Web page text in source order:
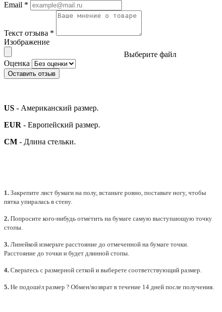
Email *
Текст отзыва *
Изображение
Выберите файл
Оценка
Оставить отзыв
US - Американский размер.
EUR - Европейский размер.
СМ - Длина стельки.
1. Закрепите лист бумаги на полу, встаньте ровно, поставьте ногу, чтобы
пятка упиралась в стену.
2. Попросите кого-нибудь отметить на бумаге самую выступающую точку
стопы.
3. Линейкой измерьте расстояние до отмеченной на бумаге точки.
Расстояние до точки и будет длинной стопы.
4. Сверьтесь с размерной сеткой и выберете соответствующий размер.
5. Не подошёл размер ? Обмен/возврат в течение 14 дней после получения.